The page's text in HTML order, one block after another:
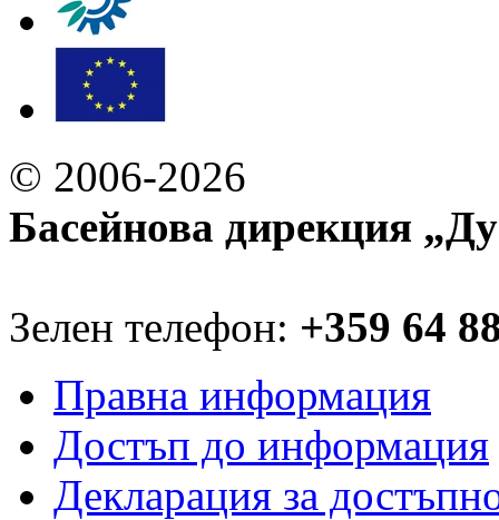
© 2006-2026
Басейнова дирекция
Зелен телефон: +359 64
Правна информация
Достъп до информация
Декларация за